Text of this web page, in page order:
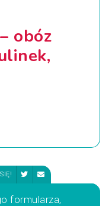
obóz
formularza,